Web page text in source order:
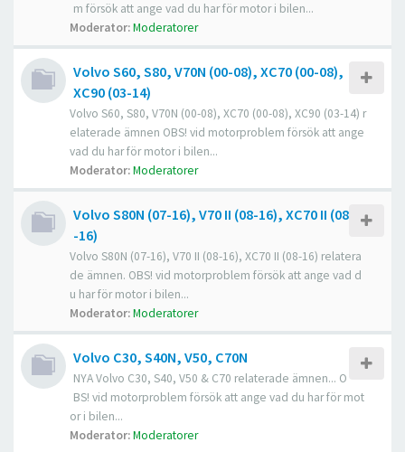
m försök att ange vad du har för motor i bilen...
Moderator:Moderatorer
Volvo S60, S80, V70N (00-08), XC70 (00-08),
XC90 (03-14)
Volvo S60, S80, V70N (00-08), XC70 (00-08), XC90 (03-14) r
elaterade ämnen OBS! vid motorproblem försök att ange
vad du har för motor i bilen...
Moderator:Moderatorer
Volvo S80N (07-16), V70 II (08-16), XC70 II (08
-16)
Volvo S80N (07-16), V70 II (08-16), XC70 II (08-16) relatera
de ämnen. OBS! vid motorproblem försök att ange vad d
u har för motor i bilen...
Moderator:Moderatorer
Volvo C30, S40N, V50, C70N
NYA Volvo C30, S40, V50 & C70 relaterade ämnen... O
BS! vid motorproblem försök att ange vad du har för mot
or i bilen...
Moderator:Moderatorer